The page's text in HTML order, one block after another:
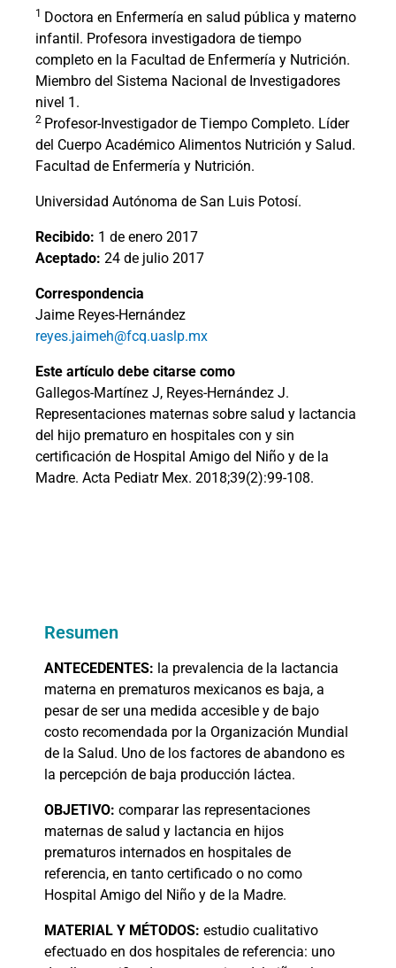
1 Doctora en Enfermería en salud pública y materno
infantil. Profesora investigadora de tiempo
completo en la Facultad de Enfermería y Nutrición.
Miembro del Sistema Nacional de Investigadores
nivel 1.
2 Profesor-Investigador de Tiempo Completo. Líder
del Cuerpo Académico Alimentos Nutrición y Salud.
Facultad de Enfermería y Nutrición.
Universidad Autónoma de San Luis Potosí.
Recibido: 1 de enero 2017
Aceptado: 24 de julio 2017
Correspondencia
Jaime Reyes-Hernández
reyes.jaimeh@fcq.uaslp.mx
Este artículo debe citarse como
Gallegos-Martínez J, Reyes-Hernández J.
Representaciones maternas sobre salud y lactancia
del hijo prematuro en hospitales con y sin
certificación de Hospital Amigo del Niño y de la
Madre. Acta Pediatr Mex. 2018;39(2):99-108.
Resumen
ANTECEDENTES: la prevalencia de la lactancia
materna en prematuros mexicanos es baja, a
pesar de ser una medida accesible y de bajo
costo recomendada por la Organización Mundial
de la Salud. Uno de los factores de abandono es
la percepción de baja producción láctea.
OBJETIVO: comparar las representaciones
maternas de salud y lactancia en hijos
prematuros internados en hospitales de
referencia, en tanto certificado o no como
Hospital Amigo del Niño y de la Madre.
MATERIAL Y MÉTODOS: estudio cualitativo
efectuado en dos hospitales de referencia: uno